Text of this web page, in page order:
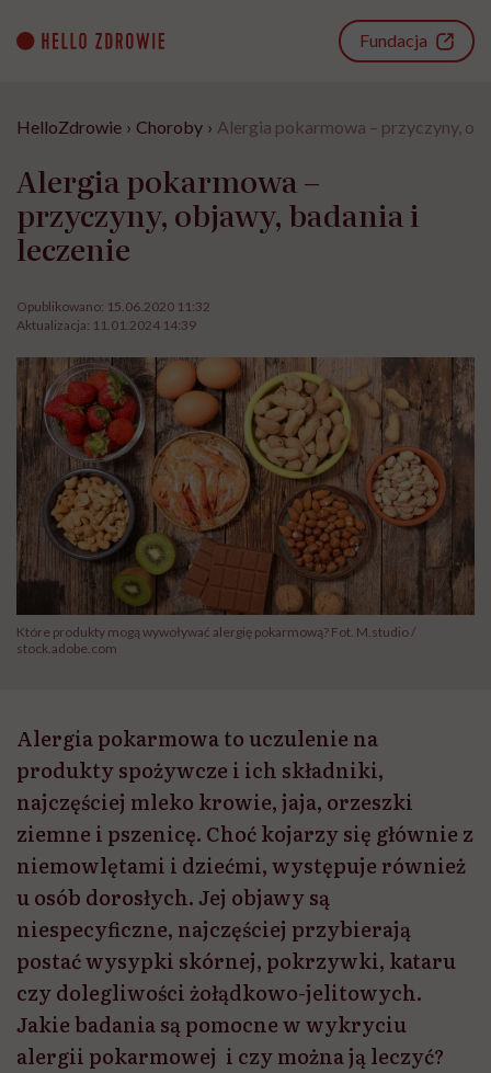
content
Fundacja
HelloZdrowie › Choroby › Alergia pokarmowa – przyczyny,
Alergia pokarmowa –
przyczyny, objawy, badania i
leczenie
Opublikowano: 15.06.2020 11:32
Aktualizacja: 11.01.2024 14:39
Które produkty mogą wywoływać alergię pokarmową? Fot. M.studio /
stock.adobe.com
Alergia pokarmowa to uczulenie na
produkty spożywcze i ich składniki,
najczęściej mleko krowie, jaja, orzeszki
ziemne i pszenicę. Choć kojarzy się głównie z
niemowlętami i dziećmi, występuje również
u osób dorosłych. Jej objawy są
niespecyficzne, najczęściej przybierają
postać wysypki skórnej, pokrzywki, kataru
czy dolegliwości żołądkowo-jelitowych.
Jakie badania są pomocne w wykryciu
alergii pokarmowej i czy można ją leczyć?